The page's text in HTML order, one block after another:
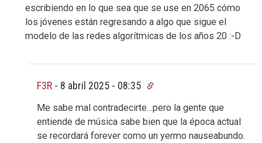
escribiendo en lo que sea que se use en 2065 cómo
los jóvenes están regresando a algo que sigue el
modelo de las redes algorítmicas de los años 20 :-D
F3R - 8 abril 2025 - 08:35
Me sabe mal contradecirte…pero la gente que
entiende de música sabe bien que la época actual
se recordará forever como un yermo nauseabundo.